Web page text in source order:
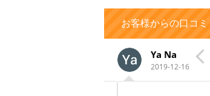
お客様からの口コミ
Ya Na
2019-12-16